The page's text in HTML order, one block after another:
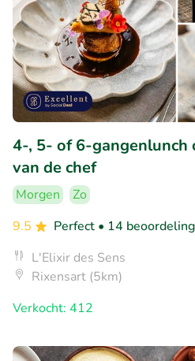
4-, 5- of 6-gangenlunch
van de chef
Morgen
Zo
9.5
Perfect • 14
L'Elixir des Sens
Rixensart (5km)
Verkocht: 412